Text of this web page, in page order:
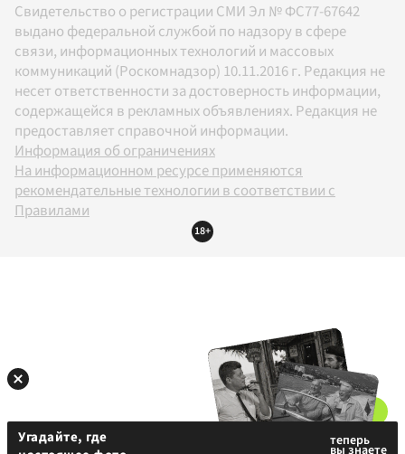
Свидетельство о регистрации СМИ Эл № ФС77-67642
выдано федеральной службой по надзору в сфере
связи, информационных технологий и массовых
коммуникаций (Роскомнадзор) 10.11.2016 г. Редакция не
несет ответственности за достоверность информации,
содержащейся в рекламных объявлениях. Редакция не
предоставляет справочной информации.
Информация об ограничениях
На информационном ресурсе применяются
рекомендательные технологии в соответствии с
Правилами
18+
Угадайте, где